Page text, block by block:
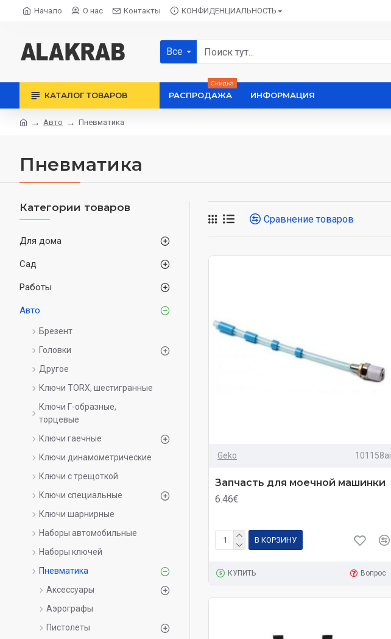
Начало О нас Контакты КОНФИДЕНЦИАЛЬНОСТЬ
Все
КАТАЛОГ ТОВАРОВ РАСПРОДАЖА
Скидка
ИНФОРМАЦИЯ
Авто Пневматика
Пневматика
Категории товаров
Для дома
Сад
Работы
Авто
Брезент
Головки
Другое
Ключи TORX, шестигранные
Ключи Г-образные,
торцевые
Ключи гаечные
Ключи динамометрические
Ключи с трещоткой
Ключи специальные
Ключи шарнирные
Наборы автомобильные
Наборы ключей
Пневматика
Аксессуаpы
Аэpогpафы
Пистолеты
Сравнение товаров
Geko 101158ai
Запчасть для моечной машинки
6.46€
В КОРЗИНУ
КУПИТЬ Вопрос